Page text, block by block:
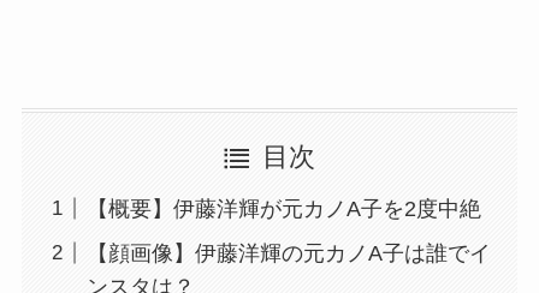
目次
【概要】伊藤洋輝が元カノA子を2度中絶
【顔画像】伊藤洋輝の元カノA子は誰でイ
ンスタは？